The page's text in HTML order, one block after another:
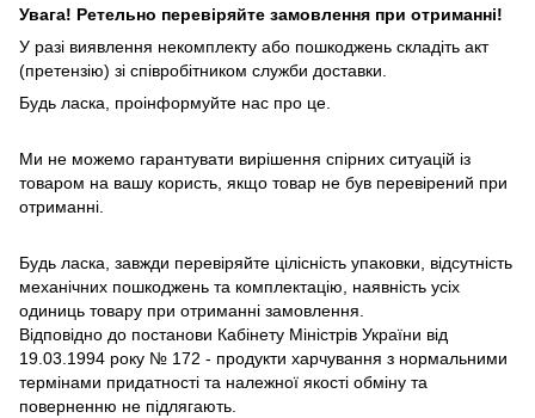
Увага! Ретельно перевіряйте замовлення при отриманні!
У разі виявлення некомплекту або пошкоджень складіть акт
(претензію) зі співробітником служби доставки.
Будь ласка, проінформуйте нас про це.
Ми не можемо гарантувати вирішення спірних ситуацій із
товаром на вашу користь, якщо товар не був перевірений при
отриманні.
Будь ласка, завжди перевіряйте цілісність упаковки, відсутність
механічних пошкоджень та комплектацію, наявність усіх
одиниць товару при отриманні замовлення.
Відповідно до постанови Кабінету Міністрів України від
19.03.1994 року № 172 - продукти харчування з нормальними
термінами придатності та належної якості обміну та
поверненню не підлягають.